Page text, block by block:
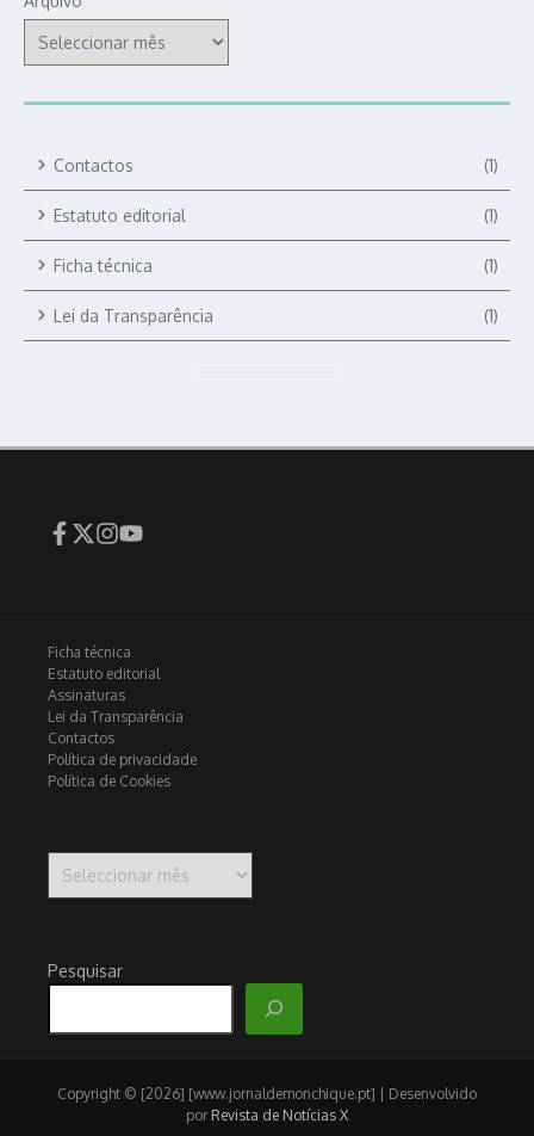
Contactos (1)
Estatuto editorial (1)
Ficha técnica (1)
Lei da Transparência (1)
Ficha técnica
Estatuto editorial
Assinaturas
Lei da Transparência
Contactos
Política de privacidade
Política de Cookies
Pesquisar
Copyright © [2026] [www.jornaldemonchique.pt] | Desenvolvido
por Revista de Notícias X